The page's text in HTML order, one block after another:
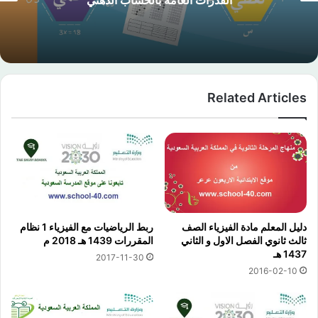
مسار العام 1444 هـ
Related Articles
دليل المعلم مادة الفيزياء الصف
ثالث ثانوي الفصل الاول و الثاني
1437 هـ
2016-02-10
ربط الرياضيات مع الفيزياء 1 نظام
المقررات 1439 هـ 2018 م
2017-11-30